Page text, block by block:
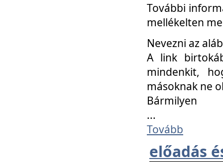
További
mellékelten
Nevezni az
A link
mindenkit,
másoknak ne
Bármilyen
...
Tovább
előadás